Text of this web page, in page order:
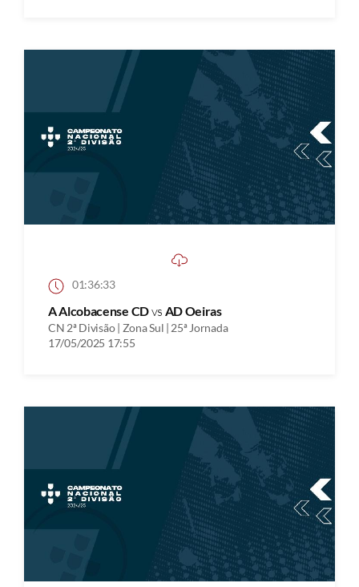
01:36:33
A Alcobacense CDvs AD Oeiras
CN 2ª Divisão | Zona Sul | 25ª Jornada
17/05/2025 17:55